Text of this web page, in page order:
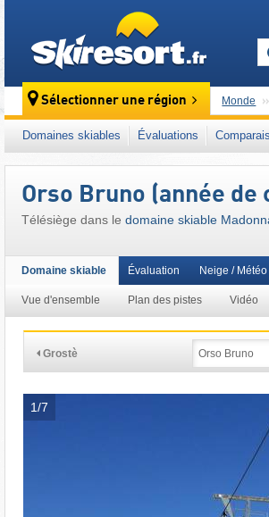
Sélectionner une région Monde
Monde
Union
Domaines skiables Évaluations
Orso Bruno (année
Télésiège dans le domaine skiable
Domaine skiable
Vue d'ensemble Plan des pistes Vidéo
Évaluation Neige /
Grostè
1/7